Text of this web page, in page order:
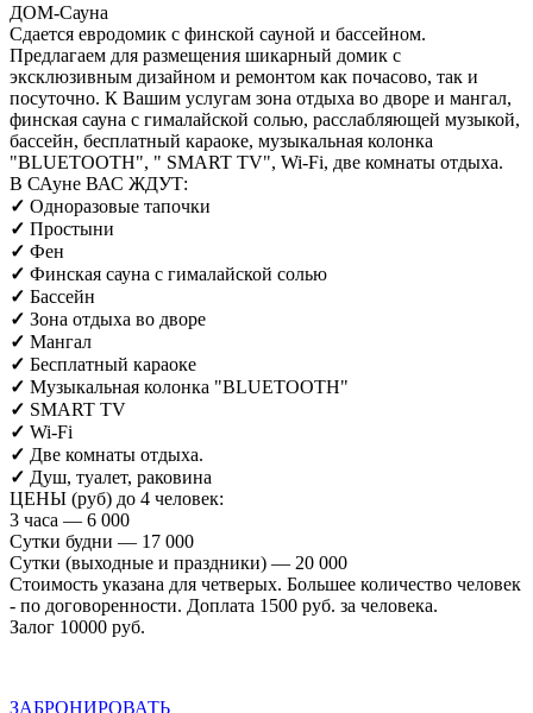
ДОМ-Сауна
Сдается евродомик с финской сауной и бассейном.
Предлагаем для размещения шикарный домик с
эксклюзивным дизайном и ремонтом как почасово, так и
посуточно. К Вашим услугам зона отдыха во дворе и мангал,
финская сауна с гималайской солью, расслабляющей музыкой,
бассейн, бесплатный караоке, музыкальная колонка
"BLUETOOTH", " SMART TV", Wi-Fi, две комнаты отдыха.
В САуне ВАС ЖДУТ:
✓ Одноразовые тапочки
✓ Простыни
✓ Фен
✓ Финская сауна с гималайской солью
✓ Бассейн
✓ Зона отдыха во дворе
✓ Мангал
✓ Бесплатный караоке
✓ Музыкальная колонка "BLUETOOTH"
✓ SMART TV
✓ Wi-Fi
✓ Две комнаты отдыха.
✓ Душ, туалет, раковина
ЦЕНЫ (руб) до 4 человек:
3 часа — 6 000
Сутки будни — 17 000
Сутки (выходные и праздники) — 20 000
Стоимость указана для четверых. Большее количество человек
- по договоренности. Доплата 1500 руб. за человека.
Залог 10000 руб.
ЗАБРОНИРОВАТЬ